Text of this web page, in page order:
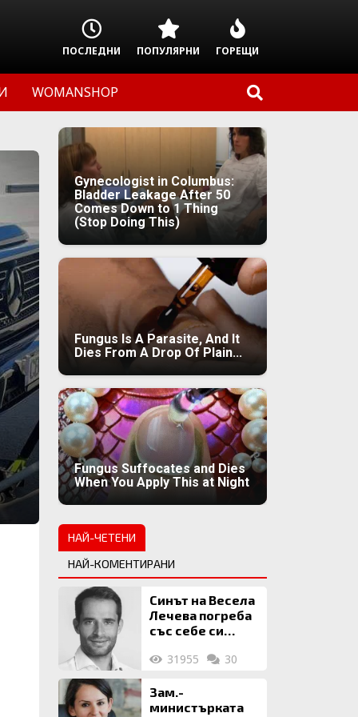
ПОСЛЕДНИ ПОПУЛЯРНИ ГОРЕЩИ
WOMANSHOP
Gynecologist in Columbus:
Bladder Leakage After 50
Comes Down to 1 Thing
(Stop Doing This)
Fungus Is A Parasite, And It
Dies From A Drop Of Plain...
Fungus Suffocates and Dies
When You Apply This at Night
НАЙ-ЧЕТЕНИ
НАЙ-КОМЕНТИРАНИ
Синът на Весела
Лечева погреба
със себе си
млн. евро
31955 30
Зам.-
министърката